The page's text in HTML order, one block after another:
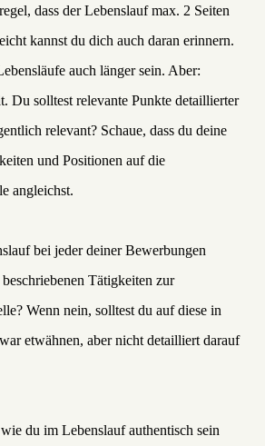
dass der Lebenslauf max. 2 Seiten
kannst du dich auch daran erinnern.
auch länger sein. Aber:
Du solltest relevante Punkte detaillierter
relevant? Schaue, dass du deine
und Positionen auf die
angleichst.
bei jeder deiner Bewerbungen
beschriebenen Tätigkeiten zur
Wenn nein, solltest du auf diese in
etwähnen, aber nicht detailliert darauf
du im Lebenslauf authentisch sein